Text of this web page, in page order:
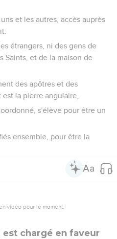
et les autres, accès auprès
étrangers, ni des gens de
Saints, et de la maison de
des apôtres et des
la pierre angulaire,
s'élève pour être un
ensemble, pour être la
vidéo pour le moment.
chargé en faveur